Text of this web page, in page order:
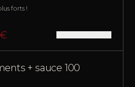
forts !
RUPTURE
+ sauce 100